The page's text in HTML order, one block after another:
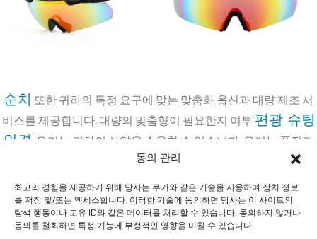
동의 관리
최고의 경험을 제공하기 위해 당사는 쿠키와 같은 기술을 사용하여 장치 정보
를 저장 및/또는 액세스합니다. 이러한 기술에 동의하면 당사는 이 사이트의
탐색 행동이나 고유 ID와 같은 데이터를 처리할 수 있습니다. 동의하지 않거나
동의를 철회하면 특정 기능에 부정적인 영향을 미칠 수 있습니다.
순치 또한 귀하의 특정 요구에 맞는 맞춤화 옵션과 대량 제조 서
비스를 제공합니다. 대량의 맞춤형이 필요한지 여부 편광 슈팅
안경 , 우리는 귀하의 사양을 수용할 수 있습니다. 우리는 품질과
일관성의 중요성을 이해하고 있습니다. 이것이 바로 당사의 모든
스트를 거치는 이유입니다. 이와 관련하여 문의사항이 있으시면
언제든지 연락주시기 바랍니다.